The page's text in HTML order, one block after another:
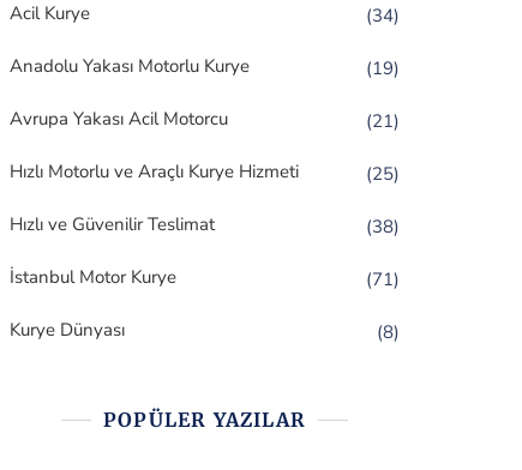
Acil Kurye (34)
Anadolu Yakası Motorlu Kurye (19)
Avrupa Yakası Acil Motorcu (21)
Hızlı Motorlu ve Araçlı Kurye Hizmeti (25)
Hızlı ve Güvenilir Teslimat (38)
İstanbul Motor Kurye (71)
Kurye Dünyası (8)
POPÜLER YAZILAR